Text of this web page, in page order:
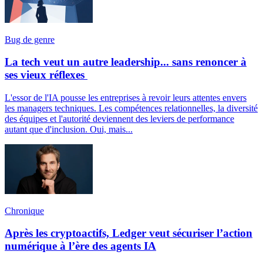
Bug de genre
La tech veut un autre leadership... sans renoncer à
ses vieux réflexes
L'essor de l'IA pousse les entreprises à revoir leurs attentes envers
les managers techniques. Les compétences relationnelles, la diversité
des équipes et l'autorité deviennent des leviers de performance
autant que d'inclusion. Oui, mais...
Chronique
Après les cryptoactifs, Ledger veut sécuriser l’action
numérique à l’ère des agents IA